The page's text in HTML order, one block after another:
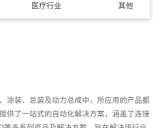
医疗行业 其他
涂装、总装及动力总成中，所应用的产品都
供了一站式的自动化解决方案，涵盖了连接